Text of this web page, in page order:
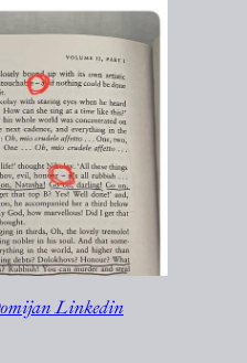
Linkedin